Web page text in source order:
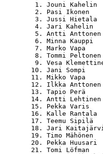
1. Jouni Kahelin
2. Pasi Ikonen
3. Jussi Hietala
4. Jari Kahelin
5. Antti
6. Minna Kauppi
7. Marko Vapa
8. Tommi
9. Vesa
10. Jani Sompi
11. Mikko Vapa
12. Ilkka
13. Tapio Perä
14. Antti
15. Pekka Varis
16. Kalle Rantala
17. Teemu Sipilä
18. Jari
19. Timo Mähönen
20. Pekka Huusari
21. Tomi Löfman